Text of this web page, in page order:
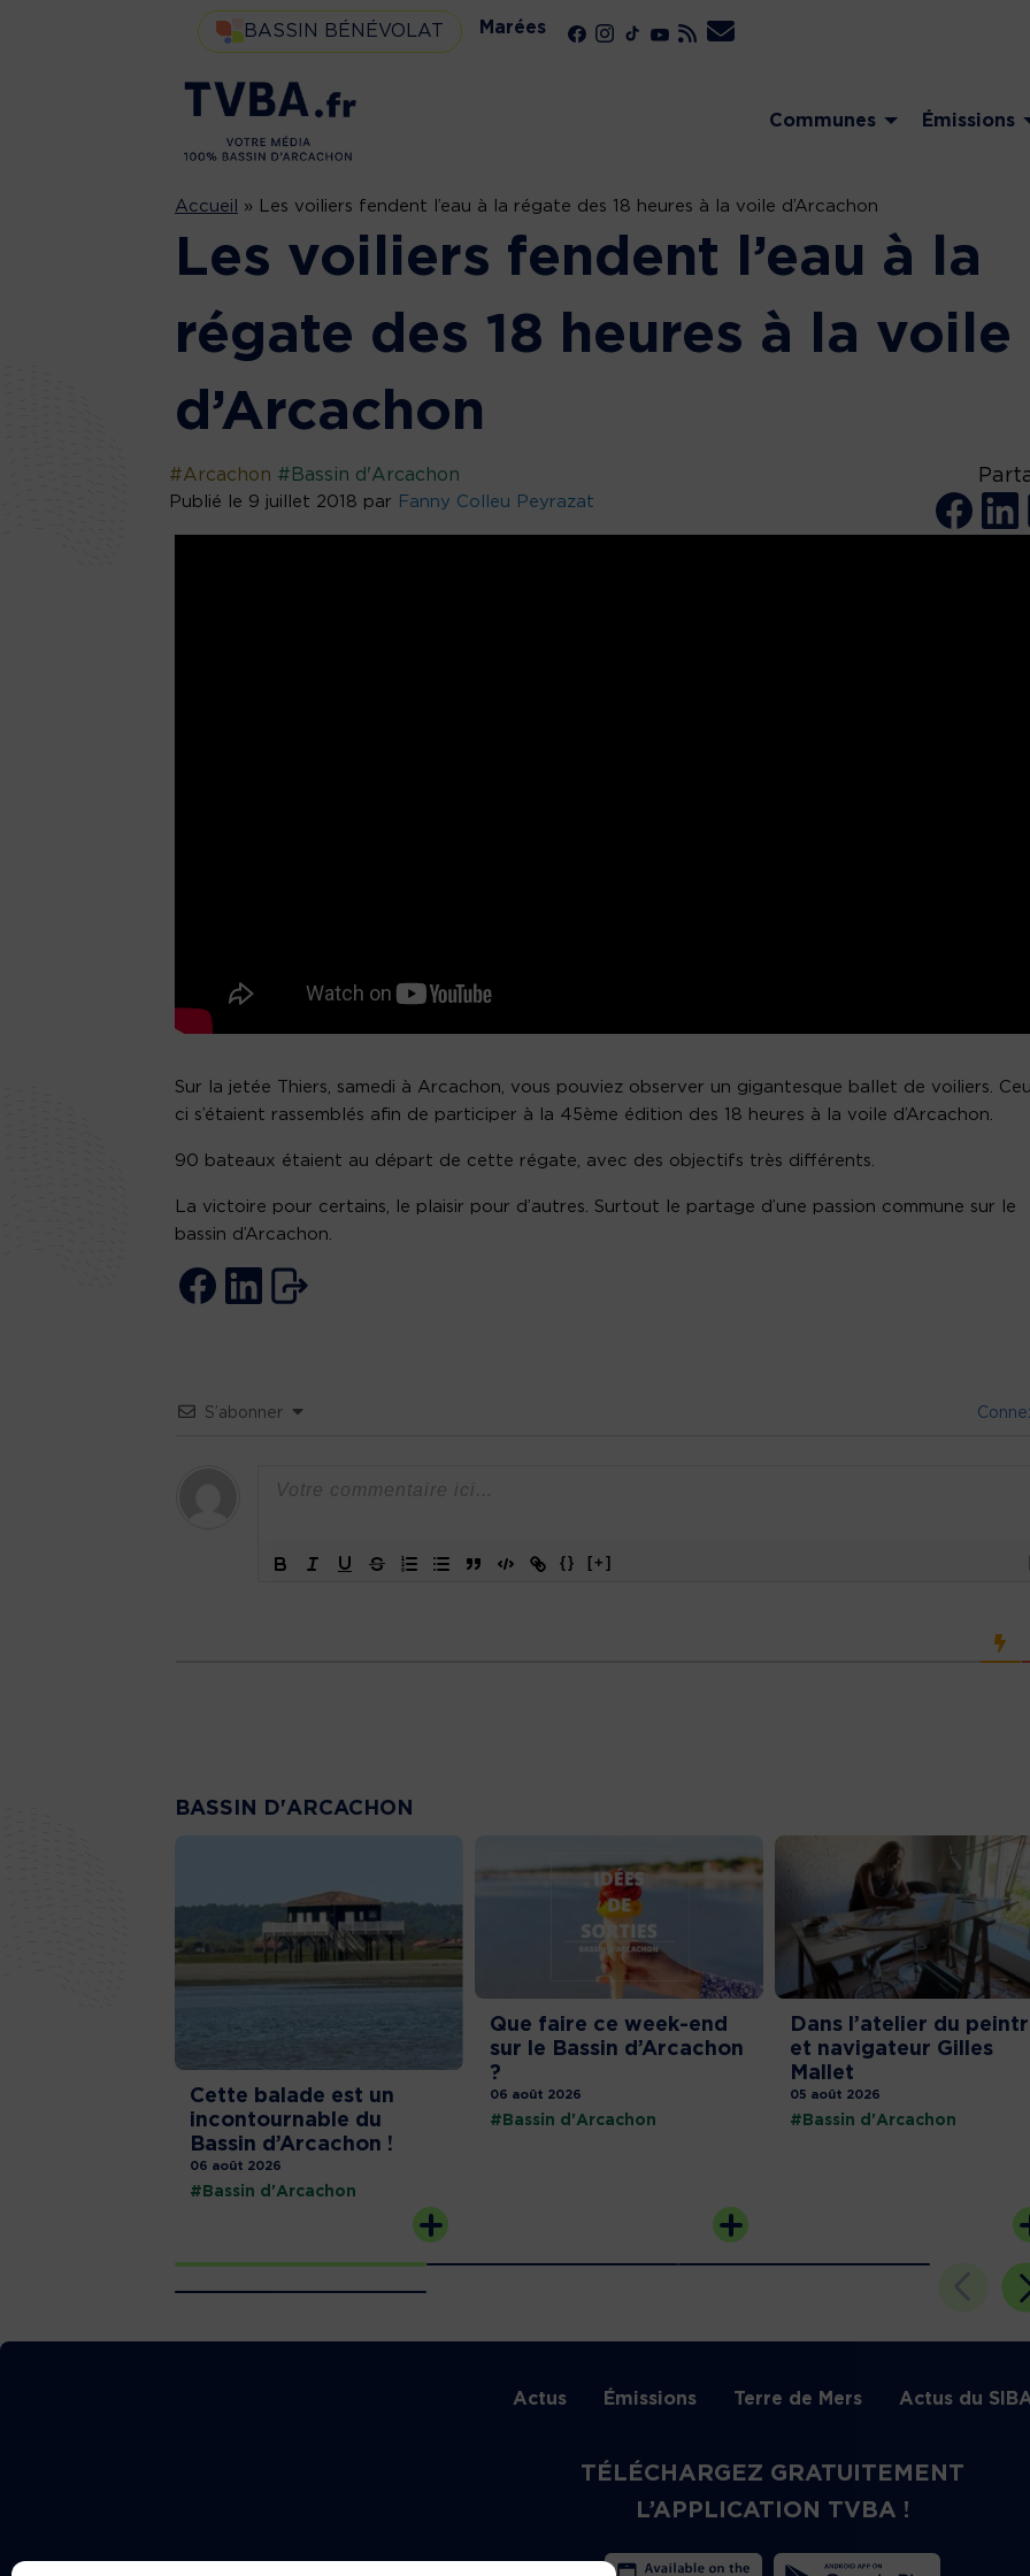
BASSIN BÉNÉVOLAT Marées
Communes Émissions
Accueil » Les voiliers fendent l’eau à la régate des 18 heures à la voile d’Arcachon
Les voiliers fendent l’eau à la
régate des 18 heures à la voile
d’Arcachon
#Arcachon #Bassin d'Arcachon
Publié le 9 juillet 2018 par Fanny Colleu Peyrazat
Sur la jetée Thiers, samedi à Arcachon, vous pouviez observer un gigantesque ballet de voiliers.
ci s’étaient rassemblés afin de participer à la 45ème édition des 18 heures à la voile d’Arcachon.
90 bateaux étaient au départ de cette régate, avec des objectifs très différents.
La victoire pour certains, le plaisir pour d’autres. Surtout le partage d’une passion commune sur le
bassin d’Arcachon.
S’abonner
{} [+]
BASSIN D'ARCACHON
Cette balade est un
incontournable du
Bassin d’Arcachon !
06 août 2026
#Bassin d'Arcachon
Que faire ce week-end
sur le Bassin d’Arcachon
?
06 août 2026
#Bassin d'Arcachon
Dans l’atelier du
et navigateur Gilles
Mallet
05 août 2026
#Bassin d'Arcachon
Actus Émissions Terre de Mers Actus du
TÉLÉCHARGEZ GRATUITEMENT
L’APPLICATION TVBA !